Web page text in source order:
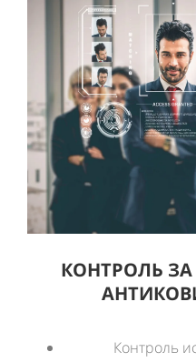
КОНТРОЛЬ
Контроль